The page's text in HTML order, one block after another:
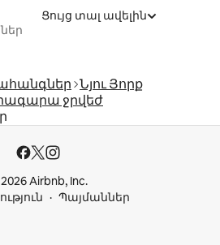
Ցույց տալ ավելին
Նյու Յորք
ջրվեժ
Airbnb, Inc.
Պայմաններ